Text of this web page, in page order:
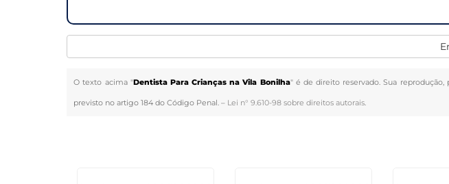
O texto acima "Dentista Para Crianças na Vila Bonilha" é de direito reservado. Sua
previsto no artigo 184 do Código Penal. – Lei n° 9.610-98 sobre direitos autorais.